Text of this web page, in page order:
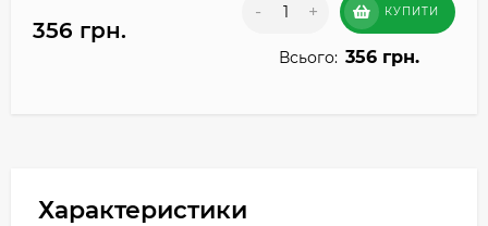
356 грн.
- + КУПИТИ
Всього: 356 грн.
Характеристики